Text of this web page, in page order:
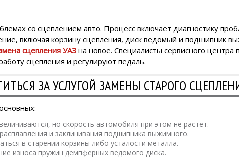
со сцеплением авто. Процесс включает диагностику
включая корзину сцепления, диск ведомый и подшипник
сцепления УАЗ на новое. Специалисты сервисного
сцепления и регулируют педаль.
ЗА УСЛУГОЙ ЗАМЕНЫ СТАРОГО
но скорость автомобиля при этом не растет.
и заклинивания подшипника выжимного.
в старении корзины либо усталости металла.
износа пружин демпферных ведомого диска.